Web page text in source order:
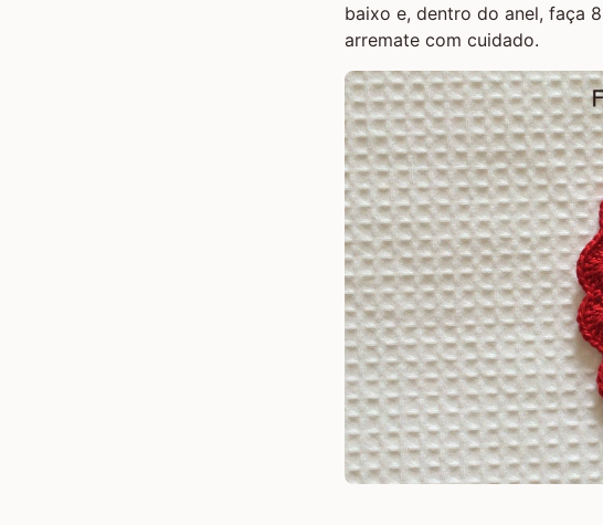
baixo e, dentro do anel, faça
arremate com cuidado.